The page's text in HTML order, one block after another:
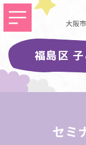
大阪
福島区
セミ